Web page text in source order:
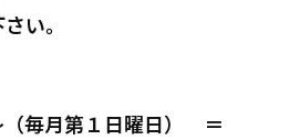
い。
（毎月第１日曜日） ＝